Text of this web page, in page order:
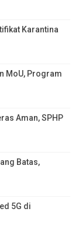
Karantina
MoU, Program
Aman, SPHP
Batas,
5G di